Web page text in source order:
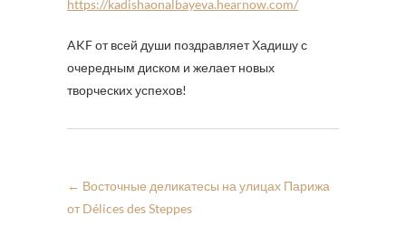
https://kadishaonalbayeva.hearnow.com/
AKF от всей души поздравляет Хадишу с
очередным диском и желает новых
творческих успехов!
← Восточные деликатесы на улицах Парижа
от Délices des Steppes